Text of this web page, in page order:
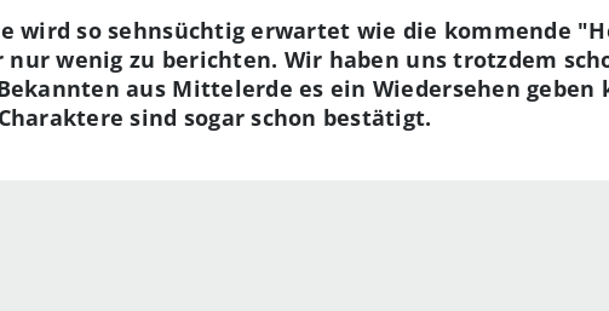
wird so sehnsüchtig erwartet wie die kommende
nur wenig zu berichten. Wir haben uns trotzdem
aus Mittelerde es ein Wiedersehen
sind sogar schon bestätigt.